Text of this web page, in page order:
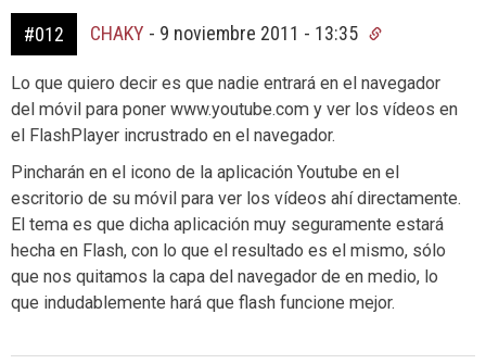
#012 CHAKY - 9 noviembre 2011 - 13:35
Lo que quiero decir es que nadie entrará en el navegador
del móvil para poner www.youtube.com y ver los vídeos en
el FlashPlayer incrustrado en el navegador.
Pincharán en el icono de la aplicación Youtube en el
escritorio de su móvil para ver los vídeos ahí directamente.
El tema es que dicha aplicación muy seguramente estará
hecha en Flash, con lo que el resultado es el mismo, sólo
que nos quitamos la capa del navegador de en medio, lo
que indudablemente hará que flash funcione mejor.